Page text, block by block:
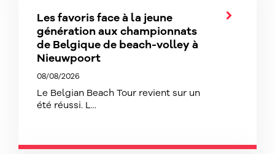
Les favoris face à la jeune
génération aux championnats
de Belgique de beach-volley à
Nieuwpoort
08/08/2026
Le Belgian Beach Tour revient sur un
été réussi. L...